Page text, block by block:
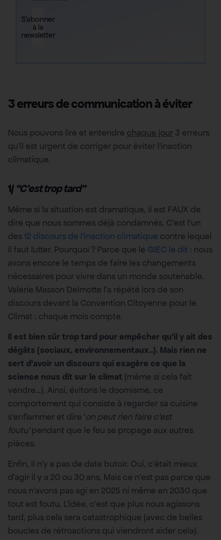
S'abonner
à la
newsletter
3 erreurs de communication à éviter
Nous pouvons lire et entendre chaque jour 3 erreurs
qu’il est urgent de corriger pour éviter l’inaction
climatique.
1/“C’est trop tard”
Même si la situation est dramatique, il est FAUX de
dire que nous sommes déjà condamnés. C’est l’un
des12 discours de l’inaction climatique contre lequel
il faut lutter. Pourquoi ? Parce que le GIEC le dit : nous
avons encore le temps de faire les changements
nécessaires pour vivre dans un monde soutenable.
Valérie Masson Delmotte l’a répété lors de son
discours devant la Convention Citoyenne pour le
Climat : chaque mois compte.
Il est bien sûr trop tard pour empêcher qu’il y ait des
dégâts (sociaux, environnementaux..). Mais rien ne
sert d’avoir un discours qui exagère ce que la
science nous dit sur le climat (même si cela fait
vendre…). Ainsi, évitons le doomisme, ce
comportement qui consiste à regarder sa cuisine
s’enflammer et dire ‘on peut rien faire c’est
foutu’pendant que le feu se propage aux autres
pièces.
Enfin, il n’y a pas de date butoir. Oui, c’était mieux
d’agir il y a 20 ou 30 ans. Mais ce n’est pas parce que
nous n’avons pas agi en 2025 ni même en 2030 que
tout est foutu. L’idée, c’est que plus nous agissons
tard, plus cela sera catastrophique (avec de belles
boucles de rétroactions qui viendront aider cela).